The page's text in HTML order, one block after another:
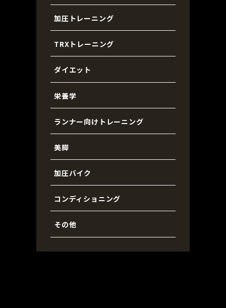
加圧トレーニング
TRXトレーニング
ダイエット
栄養学
ランナー向けトレーニング
美脚
加圧バイク
コンディショニング
その他